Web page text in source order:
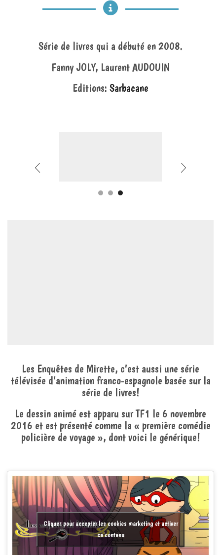
Série de livres qui a débuté en 2008.
Fanny JOLY, Laurent AUDOUIN
Editions: Sarbacane
Les Enquêtes de Mirette, c’est aussi une série
télévisée d’animation franco-espagnole basée sur la
série de livres!
Le dessin animé est apparu sur TF1 le 6 novembre
2016 et est présenté comme la « première comédie
policière de voyage », dont voici le générique!
Cliquez pour accepter les cookies marketing et activer
ce contenu